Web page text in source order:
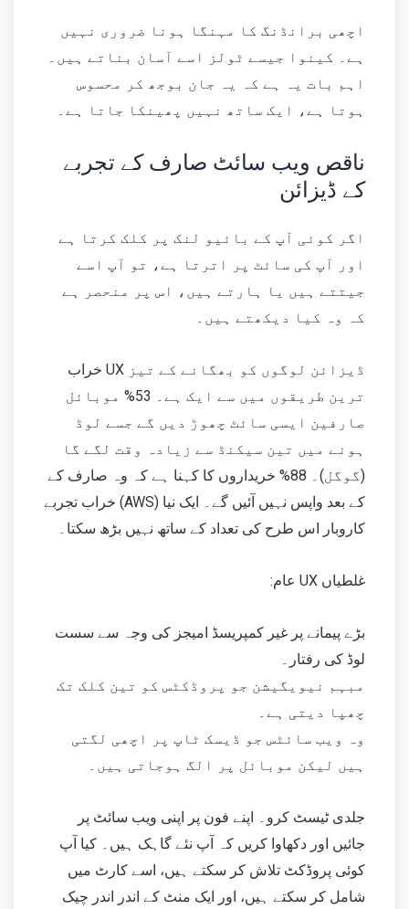
اچھی برانڈنگ کا مہنگا ہونا ضروری نہیں
ہے۔ کینوا جیسے ٹولز اسے آسان بناتے ہیں۔
اہم بات یہ ہے کہ یہ جان بوجھ کر محسوس
ہوتا ہے، ایک ساتھ نہیں پھینکا جاتا ہے۔
ناقص ویب سائٹ صارف کے تجربے
کے ڈیزائن
اگر کوئی آپ کے بائیو لنک پر کلک کرتا ہے
اور آپ کی سائٹ پر اترتا ہے، تو آپ اسے
جیتتے ہیں یا ہارتے ہیں، اس پر منحصر ہے
کہ وہ کیا دیکھتے ہیں۔
خراب UX ڈیزائن لوگوں کو بھگانے کے تیز
ترین طریقوں میں سے ایک ہے۔ 53% موبائل
صارفین ایسی سائٹ چھوڑ دیں گے جسے لوڈ
ہونے میں تین سیکنڈ سے زیادہ وقت لگے گا
(گوگل)۔ 88% خریداروں کا کہنا ہے کہ وہ صارف کے
خراب تجربے (AWS) کے بعد واپس نہیں آئیں گے۔ ایک نیا
کاروبار اس طرح کی تعداد کے ساتھ نہیں بڑھ سکتا۔
:عام UX غلطیاں
بڑے پیمانے پر غیر کمپریسڈ امیجز کی وجہ سے سست
لوڈ کی رفتار۔
مبہم نیویگیشن جو پروڈکٹس کو تین کلک تک
چھپا دیتی ہے۔
وہ ویب سائٹس جو ڈیسک ٹاپ پر اچھی لگتی
ہیں لیکن موبائل پر الگ ہوجاتی ہیں۔
جلدی ٹیسٹ کرو۔ اپنے فون پر اپنی ویب سائٹ پر
جائیں اور دکھاوا کریں کہ آپ نئے گاہک ہیں۔ کیا آپ
کوئی پروڈکٹ تلاش کر سکتے ہیں، اسے کارٹ میں
شامل کر سکتے ہیں، اور ایک منٹ کے اندر اندر چیک